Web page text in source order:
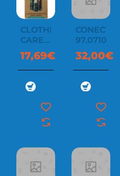
CLOTHING
CARE
KIT
17,69€
CONECTOR
97.07100.82
32,00€